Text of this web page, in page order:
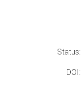
Status:
DOI: